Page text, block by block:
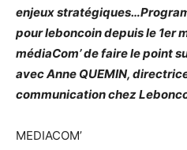
enjeux
pour leboncoin depuis le 1er
médiaCom’ de faire le point
avec Anne QUEMIN,
communication chez
MEDIACOM’